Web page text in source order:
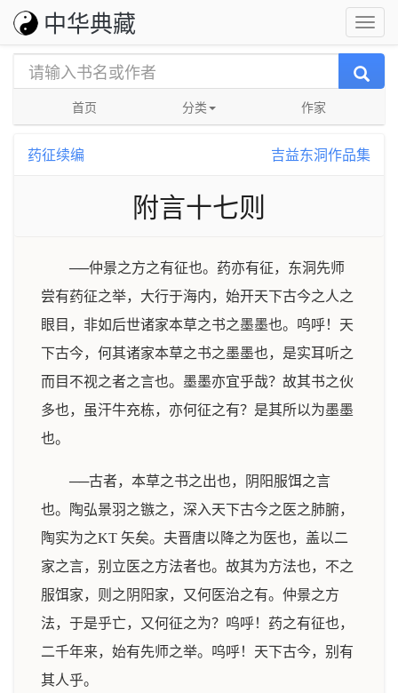
中华典藏
首页 分类 作家
药征续编 吉益东洞作品集
附言十七则
──仲景之方之有征也。药亦有征，东洞先师
尝有药征之举，大行于海内，始开天下古今之人之
眼目，非如后世诸家本草之书之墨墨也。呜呼！天
下古今，何其诸家本草之书之墨墨也，是实耳听之
而目不视之者之言也。墨墨亦宜乎哉？故其书之伙
多也，虽汗牛充栋，亦何征之有？是其所以为墨墨
也。
──古者，本草之书之出也，阴阳服饵之言
也。陶弘景羽之镞之，深入天下古今之医之肺腑，
陶实为之KT 矢矣。夫晋唐以降之为医也，盖以二
家之言，别立医之方法者也。故其为方法也，不之
服饵家，则之阴阳家，又何医治之有。仲景之方
法，于是乎亡，又何征之为？呜呼！药之有征也，
二千年来，始有先师之举。呜呼！天下古今，别有
其人乎。